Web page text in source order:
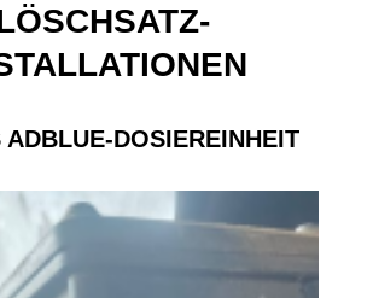
ADBLUE-DOSIEREINHEIT